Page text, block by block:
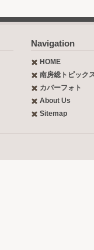
Navigation
HOME
南房総トピック
カバーフォト
About Us
Sitemap